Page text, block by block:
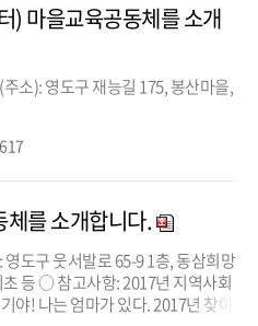
) 마을교육공동체를 소개
소): 영도구 재능길 175, 봉산마을,
를 소개합니다.
도구 웃서발로 65-9 1층, 동삼희망
등 ○ 참고사항: 2017년 지역사회
야! 나는 엄마가 있다. 2017년 찾아